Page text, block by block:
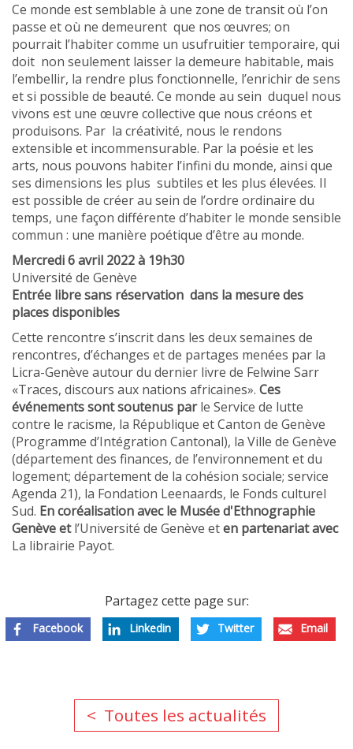
Ce monde est semblable à une zone de transit où l’on
passe et où ne demeurent que nos œuvres; on
pourrait l’habiter comme un usufruitier temporaire, qui
doit non seulement laisser la demeure habitable, mais
l’embellir, la rendre plus fonctionnelle, l’enrichir de sens
et si possible de beauté. Ce monde au sein duquel nous
vivons est une œuvre collective que nous créons et
produisons. Par la créativité, nous le rendons
extensible et incommensurable. Par la poésie et les
arts, nous pouvons habiter l’infini du monde, ainsi que
ses dimensions les plus subtiles et les plus élevées. Il
est possible de créer au sein de l’ordre ordinaire du
temps, une façon différente d’habiter le monde sensible
commun : une manière poétique d’être au monde.
Mercredi 6 avril 2022 à 19h30
Université de Genève
Entrée libre sans réservation dans la mesure des
places disponibles
Cette rencontre s’inscrit dans les deux semaines de
rencontres, d’échanges et de partages menées par la
Licra-Genève autour du dernier livre de Felwine Sarr
«Traces, discours aux nations africaines». Ces
événements sont soutenus parle Service de lutte
contre le racisme, la République et Canton de Genève
(Programme d’Intégration Cantonal), la Ville de Genève
(département des finances, de l’environnement et du
logement; département de la cohésion sociale; service
Agenda 21), la Fondation Leenaards, le Fonds culturel
Sud. En coréalisation avec le Musée d'Ethnographie
Genève etl’Université de Genève eten partenariat avec
La librairie Payot.
Partagez cette page sur:
Facebook Linkedin Twitter Email
Toutes les actualités